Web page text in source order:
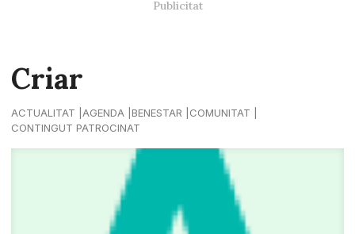
Criar
ACTUALITAT AGENDA BENESTAR
COMUNITAT
CONTINGUT PATROCINAT